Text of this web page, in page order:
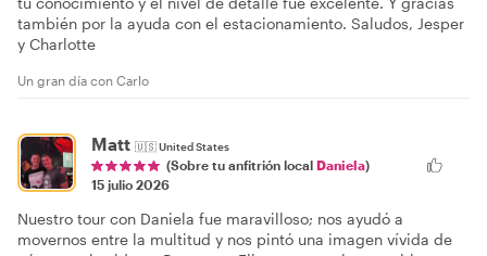
también por la ayuda con el estacionamiento. Saludos, Jesper
y Charlotte
Un gran día con Carlo
Matt 🇺🇸United States
(Sobre tu anfitrión local Daniela)
15 julio 2026
Nuestro tour con Daniela fue maravilloso; nos ayudó a
movernos entre la multitud y nos pintó una imagen vívida de